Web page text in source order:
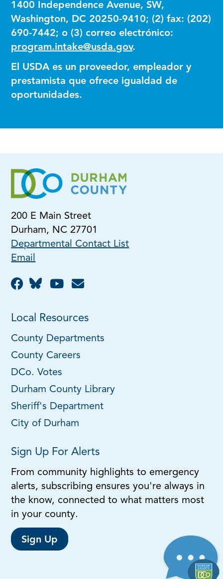
1400 Independence Avenue, SW,
Washington, DC 20250-9410; (2) fax: (202)
690-7442; o (3) correo electrónico:
program.intake@usda.gov.
El USDA es un proveedor, empleador y
prestamista que ofrece igualdad de
oportunidades.
200 E Main Street
Durham, NC 27701
Departmental Contact List
Email
Local Resources
County Departments
County Careers
DCo. Votes
Durham County Library
Sheriff's Department
City of Durham
Sign Up For Alerts
From community highlights to emergency
alerts, subscribing ensures you're always in
the know, connected to what matters most
in your county.
Sign Up